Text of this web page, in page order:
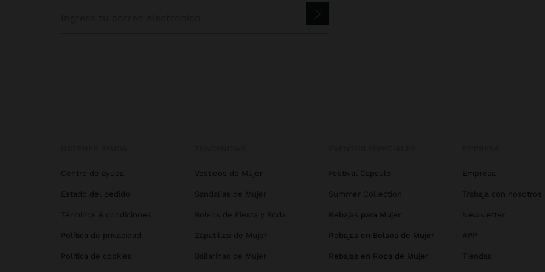
Centro de ayuda
Estado del pedido
Términos & condiciones
Política de privacidad
Política de cookies
Vestidos de Mujer
Sandalias de Mujer
Bolsos de Fiesta y Boda
Zapatillas de Mujer
Bailarinas de Mujer
Festival Capsule
Summer Collection
Rebajas para Mujer
Rebajas en Bolsos de Mujer
Rebajas en Ropa de Mujer
Empresa
Trabaja con nosotros
Newsletter
APP
Tiendas